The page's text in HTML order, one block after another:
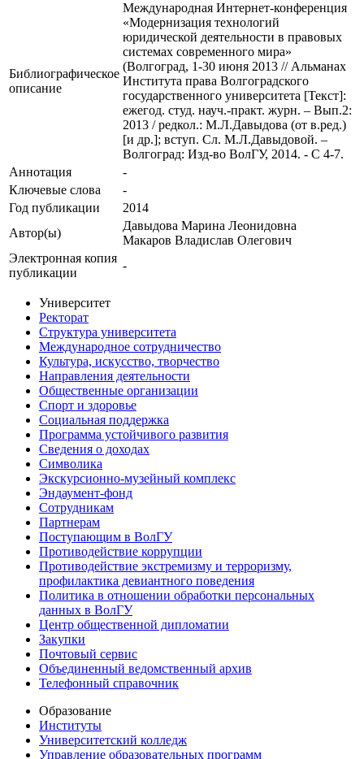
Библиографическое
описание
Международная Интернет-конференция
«Модернизация технологий
юридической деятельности в правовых
системах современного мира»
(Волгоград, 1-30 июня 2013 // Альманах
Института права Волгоградского
государственного университета [Текст]:
ежегод. студ. науч.-практ. журн. – Вып.2:
2013 / редкол.: М.Л.Давыдова (от в.ред.)
[и др.]; вступ. Сл. М.Л.Давыдовой. –
Волгоград: Изд-во ВолГУ, 2014. - С 4-7.
Аннотация
-
Ключевые cлова
-
Год публикации
2014
Автор(ы)
Давыдова Марина Леонидовна
Макаров Владислав Олегович
Электронная копия
публикации
-
Университет
Ректорат
Структура университета
Международное сотрудничество
Культура, искусство, творчество
Направления деятельности
Общественные организации
Спорт и здоровье
Социальная поддержка
Программа устойчивого развития
Сведения о доходах
Символика
Экскурсионно-музейный комплекс
Эндаумент-фонд
Сотрудникам
Партнерам
Поступающим в ВолГУ
Противодействие коррупции
Противодействие экстремизму и терроризму,
профилактика девиантного поведения
Политика в отношении обработки персональных
данных в ВолГУ
Центр общественной дипломатии
Закупки
Почтовый сервис
Объединенный ведомственный архив
Телефонный справочник
Образование
Институты
Университетский колледж
Управление образовательных программ